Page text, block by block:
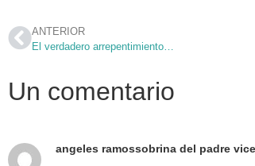
ANTERIOR
El verdadero arrepentimiento…
Un comentario
angeles ramossobrina del padre